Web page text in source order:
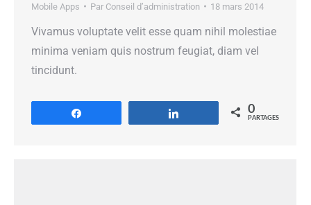
Mobile Apps Par Conseil d’administration 18 mars 2014
Vivamus voluptate velit esse quam nihil molestiae
minima veniam quis nostrum feugiat, diam vel
tincidunt.
0
PARTAGES